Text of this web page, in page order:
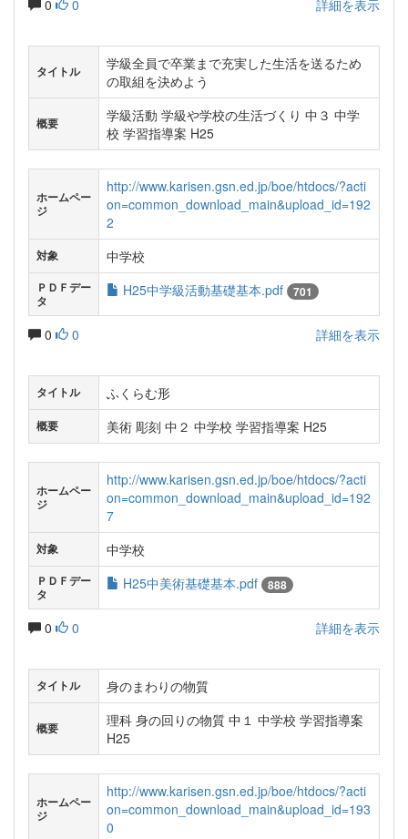
0 0 詳細を表示
タイトル
学級全員で卒業まで充実した生活を送るため
の取組を決めよう
概要
学級活動 学級や学校の生活づくり 中３ 中学
校 学習指導案 H25
ホームペー
ジ
http://www.karisen.gsn.ed.jp/boe/htdocs/?acti
on=common_download_main&upload_id=192
2
対象 中学校
ＰＤＦデー
タ
H25中学級活動基礎基本.pdf 701
0 0 詳細を表示
タイトル ふくらむ形
概要 美術 彫刻 中２ 中学校 学習指導案 H25
ホームペー
ジ
http://www.karisen.gsn.ed.jp/boe/htdocs/?acti
on=common_download_main&upload_id=192
7
対象 中学校
ＰＤＦデー
タ
H25中美術基礎基本.pdf 888
0 0 詳細を表示
タイトル 身のまわりの物質
概要
理科 身の回りの物質 中１ 中学校 学習指導案
H25
ホームペー
ジ
http://www.karisen.gsn.ed.jp/boe/htdocs/?acti
on=common_download_main&upload_id=193
0